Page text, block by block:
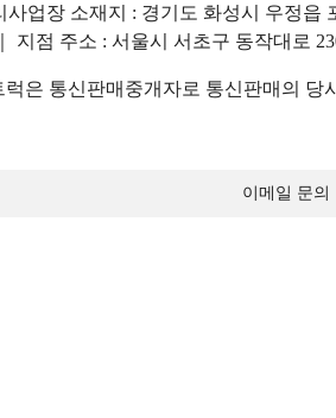
업장 소재지 : 경기도 화성시 우정읍
지점 주소 : 서울시 서초구 동작대로
은 통신판매중개자로 통신판매의
이메일 문의